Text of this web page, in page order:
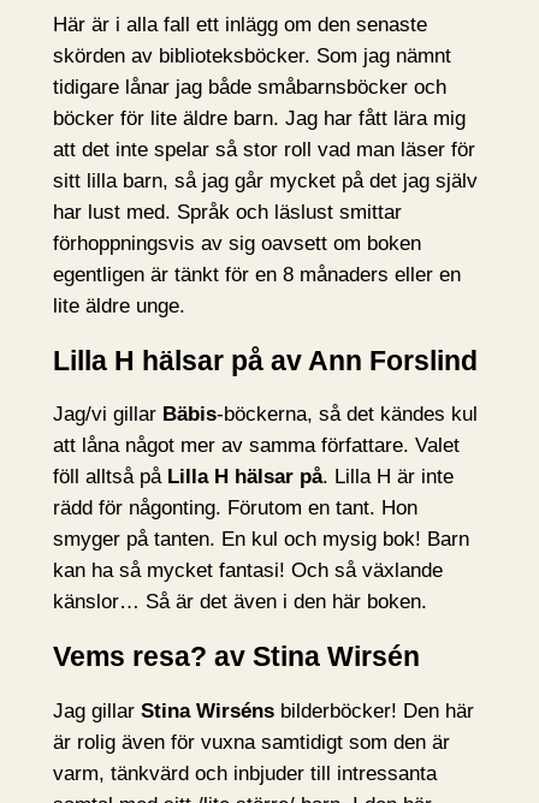
Här är i alla fall ett inlägg om den senaste
skörden av biblioteksböcker. Som jag nämnt
tidigare lånar jag både småbarnsböcker och
böcker för lite äldre barn. Jag har fått lära mig
att det inte spelar så stor roll vad man läser för
sitt lilla barn, så jag går mycket på det jag själv
har lust med. Språk och läslust smittar
förhoppningsvis av sig oavsett om boken
egentligen är tänkt för en 8 månaders eller en
lite äldre unge.
Lilla H hälsar på av Ann Forslind
Jag/vi gillarBäbis-böckerna, så det kändes kul
att låna något mer av samma författare. Valet
föll alltså på Lilla H hälsar på. Lilla H är inte
rädd för någonting. Förutom en tant. Hon
smyger på tanten. En kul och mysig bok! Barn
kan ha så mycket fantasi! Och så växlande
känslor… Så är det även i den här boken.
Vems resa? av Stina Wirsén
Jag gillar Stina Wirsénsbilderböcker! Den här
är rolig även för vuxna samtidigt som den är
varm, tänkvärd och inbjuder till intressanta